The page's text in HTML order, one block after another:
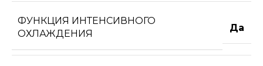
ФУНКЦИЯ ИНТЕНСИВНОГО
ОХЛАЖДЕНИЯ
Да